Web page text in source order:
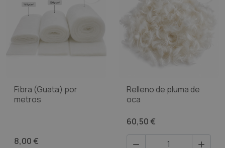
Fibra (Guata) por
metros
8,00 €
Relleno de pluma de
oca
60,50 €
 